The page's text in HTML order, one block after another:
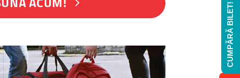
CUMPĂRĂ BILET!